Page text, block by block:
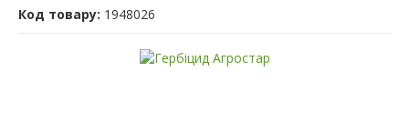
Код товару: 1948026